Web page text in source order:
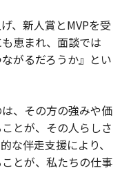
、新人賞とMVPを受
恵まれ、面談では
がるだろうか』とい
、その方の強みや価
とが、その人らしさ
な伴走支援により、
とが、私たちの仕事